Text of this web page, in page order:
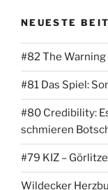
NEUESTE
#82 The Warning
#81 Das Spiel:
#80 Credibility:
schmieren
#79 KIZ –
Wildecker